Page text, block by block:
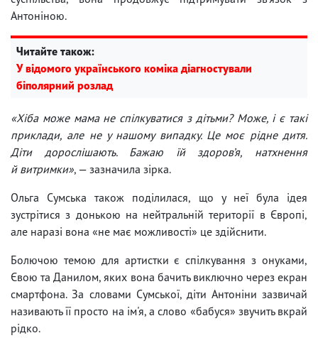
Антоніною.
Читайте також:
У відомого українського коміка діагностували
біполярний розлад
«Хіба може мама не спілкуватися з дітьми? Може, і є такі
приклади, але не у нашому випадку. Це моє рідне дитя.
Діти дорослішають. Бажаю їй здоров’я, натхнення
й витримки», — зазначила зірка.
Ольга Сумська також поділилася, що у неї була ідея
зустрітися з донькою на нейтральній території в Європі,
але наразі вона «не має можливості» це здійснити.
Болючою темою для артистки є спілкування з онуками,
Євою та Данилом, яких вона бачить виключно через екран
смартфона. За словами Сумської, діти Антоніни зазвичай
називають її просто на ім'я, а слово «бабуся» звучить вкрай
рідко.